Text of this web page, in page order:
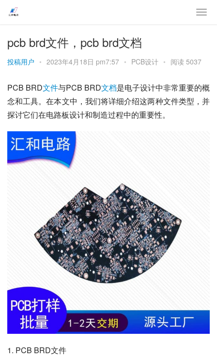
pcb brd文件，pcb brd文档
投稿用户 • 2023年4月18日 pm7:57 • PCB设计 • 阅读 5037
PCB BRD文件与PCB BRD文档是电子设计中非常重要的概
念和工具。在本文中，我们将详细介绍这两种文件类型，并
探讨它们在电路板设计和制造过程中的重要性。
1. PCB BRD文件